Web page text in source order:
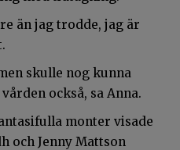
än jag trodde, jag är
skulle nog kunna
också, sa Anna.
monter visade
och Jenny Mattson